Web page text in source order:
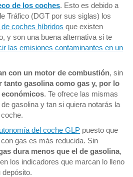
de los coches. Esto es debido a
Tráfico (DGT por sus siglas) los
de coches híbridos que existen
y son una buena alternativa si te
las emisiones contaminantes en un
con un motor de combustión, sin
tanto gasolina como gas y, por lo
. Te ofrece las mismas
gasolina y tan si quiera notarás la
del coche GLP puesto que
gas es más reducida. Sin
dura menos que el de gasolina,
los indicadores que marcan lo lleno
depósito.